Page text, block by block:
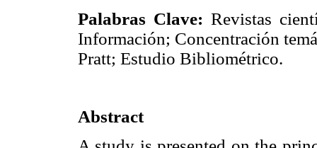
Palabras Clave: Revistas
Información; Concentración
Pratt; Estudio Bibliométrico.
Abstract